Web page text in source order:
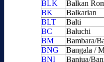
BLK
Balkan
BK
Balkarian
BLT
Balti
BC
Baluchi
BM
Bambara/
BNG
Bangala /
BNI
Baniua/